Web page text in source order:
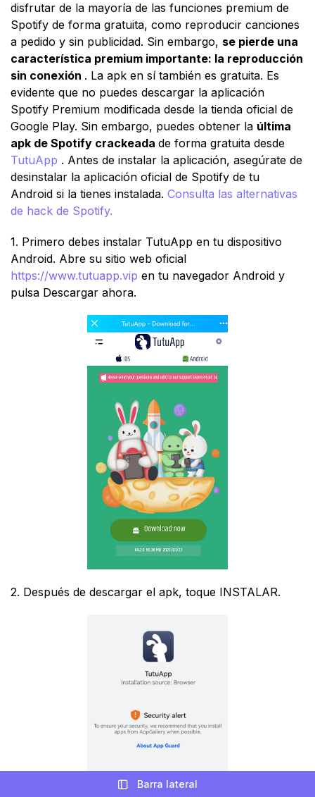
disfrutar de la mayoría de las funciones premium de
Spotify de forma gratuita, como reproducir canciones
a pedido y sin publicidad. Sin embargo, se pierde una
característica premium importante: la reproducción
sin conexión . La apk en sí también es gratuita. Es
evidente que no puedes descargar la aplicación
Spotify Premium modificada desde la tienda oficial de
Google Play. Sin embargo, puedes obtener la última
apk de Spotify crackeada de forma gratuita desde
TutuApp . Antes de instalar la aplicación, asegúrate de
desinstalar la aplicación oficial de Spotify de tu
Android si la tienes instalada. Consulta las alternativas
de hack de Spotify.
1. Primero debes instalar TutuApp en tu dispositivo
Android. Abre su sitio web oficial
https://www.tutuapp.vip en tu navegador Android y
pulsa Descargar ahora.
2. Después de descargar el apk, toque INSTALAR.
Barra lateral